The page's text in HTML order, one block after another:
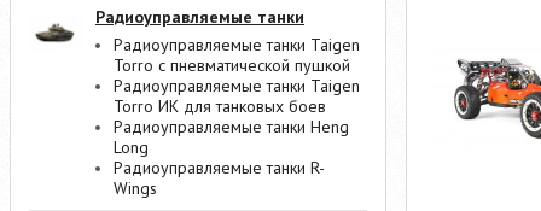
Радиоуправляемые танки
Радиоуправляемые танки Taigen
Torro с пневматической пушкой
Радиоуправляемые танки Taigen
Torro ИК для танковых боев
Радиоуправляемые танки Heng
Long
Радиоуправляемые танки R-
Wings